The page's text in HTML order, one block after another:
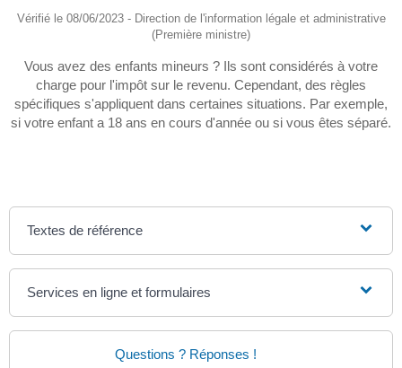
Vérifié le 08/06/2023 - Direction de l'information légale et administrative
(Première ministre)
Vous avez des enfants mineurs ? Ils sont considérés à votre
charge pour l'impôt sur le revenu. Cependant, des règles
spécifiques s'appliquent dans certaines situations. Par exemple,
si votre enfant a 18 ans en cours d'année ou si vous êtes séparé.
Textes de référence
Services en ligne et formulaires
Questions ? Réponses !